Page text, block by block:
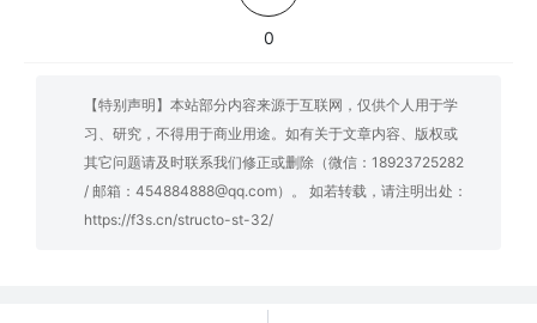
0
【特别声明】本站部分内容来源于互联网，仅供个人用于学
习、研究，不得用于商业用途。如有关于文章内容、版权或
其它问题请及时联系我们修正或删除（微信：18923725282
/ 邮箱：454884888@qq.com）。 如若转载，请注明出处：
https://f3s.cn/structo-st-32/